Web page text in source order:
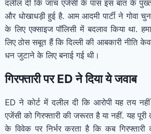
दलील दी कि जांच एजेंसी के पास इस बात के
और धोखाधड़ी हुई है. आम आदमी पार्टी ने गोवा
के लिए एक्साइज पॉलिसी में बदलाव किया था.
लिए ठोस सबूत हैं कि दिल्ली की आबकारी नीति
धन जुटाने के लिए बनाई गई थी।
गिरफ्तारी पर ED ने दिया ये जवाब
ED ने कोर्ट में दलील दी कि आरोपी यह तय
एजेंसी को गिरफ्तारी की जरूरत है या नहीं. यह
के विवेक पर निर्भर करता है कि कब